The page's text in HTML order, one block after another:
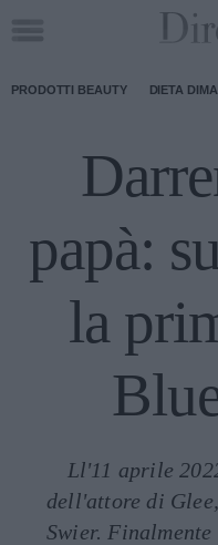
PRODOTTI BEAUTY DIETA
papà:
la
Ll'11 aprile
dell'attore di
Swier.